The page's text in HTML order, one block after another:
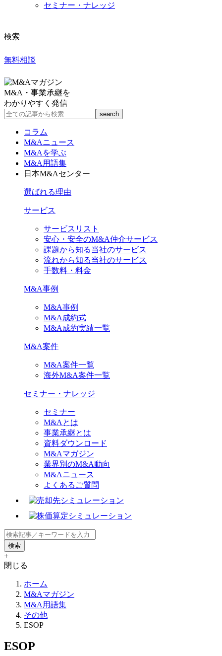
セミナー・ナレッジ
検索
無料相談
M&A・事業承継を
わかりやすく発信
コラム
M&Aニュース
M&Aを学ぶ
M&A用語集
日本M&Aセンター
選ばれる理由
サービス
サービスリスト
安心・安全のM&A仲介サービス
課題から知る当社のサービス
流れから知る当社のサービス
手数料・料金
M&A事例
M&A事例
M&A成約式
M&A成約実績一覧
M&A案件
M&A案件一覧
海外M&A案件一覧
セミナー・ナレッジ
セミナー
M&Aとは
事業承継とは
資料ダウンロード
M&Aマガジン
業界別のM&A動向
M&Aニュース
よくあるご質問
+
閉じる
ホーム
M&Aマガジン
M&A用語集
その他
ESOP
ESOP